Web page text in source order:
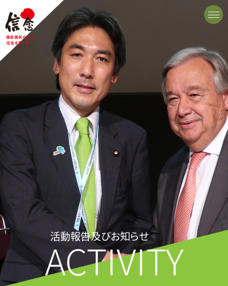
活動報告及びお知らせ
ACTIVITY